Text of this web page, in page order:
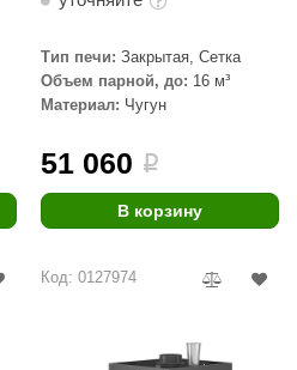
Тип печи: Закрытая, Сетка
Объем парной, до: 16 м³
Материал: Чугун
51 060 i
В корзину
Код: 0127974